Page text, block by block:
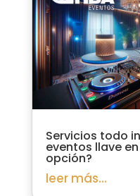
Servicios todo
eventos llave
opción?
leer más...